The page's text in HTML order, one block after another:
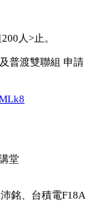
200人>止。
普渡雙聯組 申請
堂
銘、台積電F18A